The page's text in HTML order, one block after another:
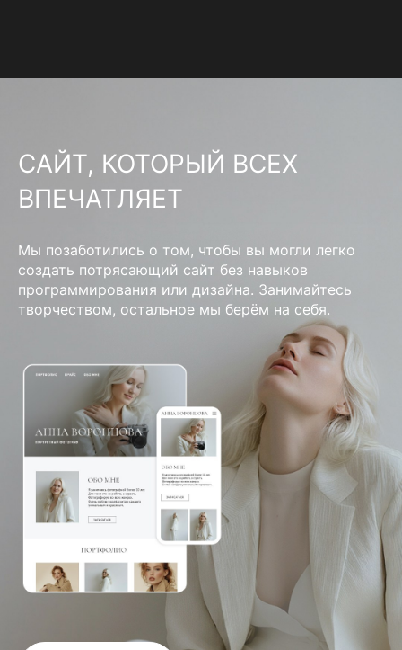
САЙТ, КОТОРЫЙ ВСЕХ
ВПЕЧАТЛЯЕТ
Мы позаботились о том, чтобы вы могли легко
создать потрясающий сайт без навыков
программирования или дизайна. Занимайтесь
творчеством, остальное мы берём на себя.